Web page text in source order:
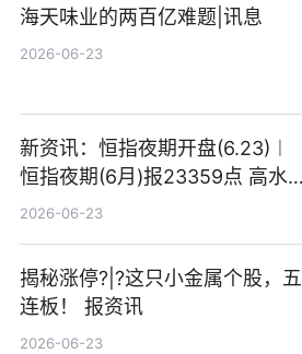
海天味业的两百亿难题|讯息
2026-06-23
新资讯：恒指夜期开盘(6.23)︱
恒指夜期(6月)报23359点 高水
23点
2026-06-23
揭秘涨停?|?这只小金属个股，五
连板！ 报资讯
2026-06-23